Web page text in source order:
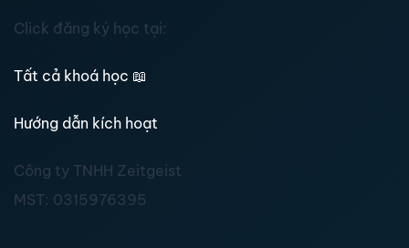
Click đăng ký học tại:
Tất cả khoá học 📖
Hướng dẫn kích hoạt
Công ty TNHH Zeitgeist
MST: 0315976395